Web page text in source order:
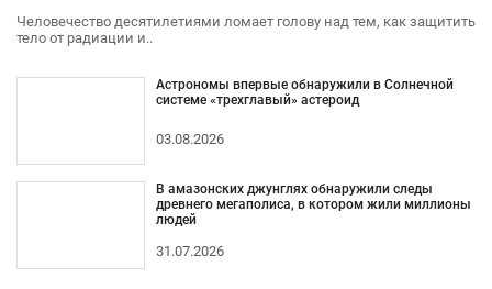
Человечество десятилетиями ломает голову над тем, как защитить
тело от радиации и..
Астрономы впервые обнаружили в Солнечной
системе «трехглавый» астероид
03.08.2026
В амазонских джунглях обнаружили следы
древнего мегаполиса, в котором жили миллионы
людей
31.07.2026